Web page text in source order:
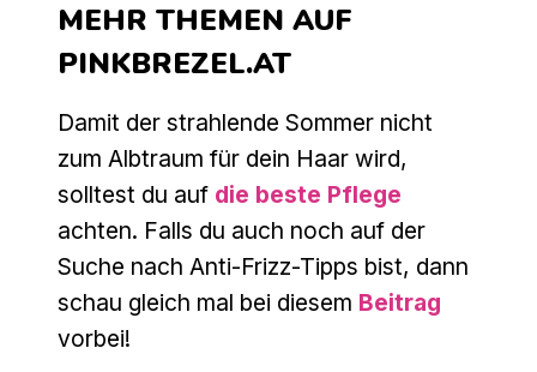
MEHR THEMEN AUF
PINKBREZEL.AT
Damit der strahlende Sommer nicht
zum Albtraum für dein Haar wird,
solltest du auf die beste Pflege
achten. Falls du auch noch auf der
Suche nach Anti-Frizz-Tipps bist, dann
schau gleich mal bei diesem Beitrag
vorbei!